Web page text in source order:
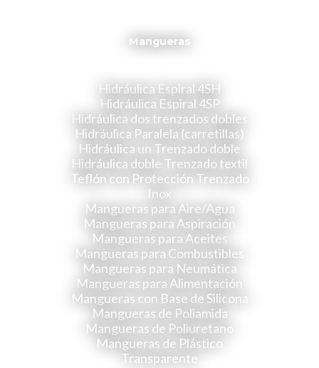
Mangueras
Hidráulica Espiral 4SH
Hidráulica Espiral 4SP
Hidráulica dos trenzados dobles
Hidráulica Paralela (carretillas)
Hidráulica un Trenzado doble
Hidráulica doble Trenzado textil
Teflón con Protección Trenzado
Inox
Mangueras para Aire/Agua
Mangueras para Aspiración
Mangueras para Aceites
Mangueras para Combustibles
Mangueras para Neumática
Mangueras para Alimentación
Mangueras con Base de Silicona
Mangueras de Poliamida
Mangueras de Poliuretano
Mangueras de Plástico
Transparente